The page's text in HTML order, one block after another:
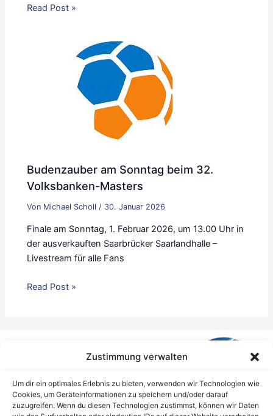
Zustimmung verwalten
Um dir ein optimales Erlebnis zu bieten, verwenden wir Technologien wie
Cookies, um Geräteinformationen zu speichern und/oder darauf
zuzugreifen. Wenn du diesen Technologien zustimmst, können wir Daten
Read Post »
Budenzauber am Sonntag beim 32.
Volksbanken-Masters
Von Michael Scholl / 30. Januar 2026
Finale am Sonntag, 1. Februar 2026, um 13.00 Uhr in
der ausverkauften Saarbrücker Saarlandhalle –
Livestream für alle Fans
Read Post »